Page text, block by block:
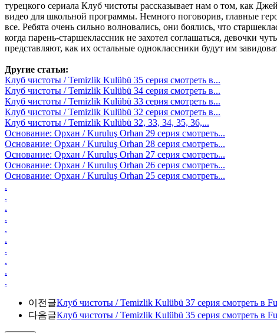
турецкого сериала Клуб чистоты рассказывает нам о том, как
видео для школьной программы. Немного поговорив, главные
все. Ребята очень сильно волновались, они боялись, что
когда парень-старшеклассник не захотел соглашаться, девочки
представляют, как их остальные одноклассники будут им
Другие статьи:
Клуб чистоты / Temizlik Kulübü 35 серия смотреть в...
Клуб чистоты / Temizlik Kulübü 34 серия смотреть в...
Клуб чистоты / Temizlik Kulübü 33 серия смотреть в...
Клуб чистоты / Temizlik Kulübü 32 серия смотреть в...
Клуб чистоты / Temizlik Kulübü 32, 33, 34, 35, 36,...
Основание: Орхан / Kuruluş Orhan 29 серия смотреть...
Основание: Орхан / Kuruluş Orhan 28 серия смотреть...
Основание: Орхан / Kuruluş Orhan 27 серия смотреть...
Основание: Орхан / Kuruluş Orhan 26 серия смотреть...
Основание: Орхан / Kuruluş Orhan 25 серия смотреть...
.
.
.
.
.
.
.
.
.
.
이전글Клуб чистоты / Temizlik Kulübü 37 серия смотреть в
다음글Клуб чистоты / Temizlik Kulübü 35 серия смотреть в